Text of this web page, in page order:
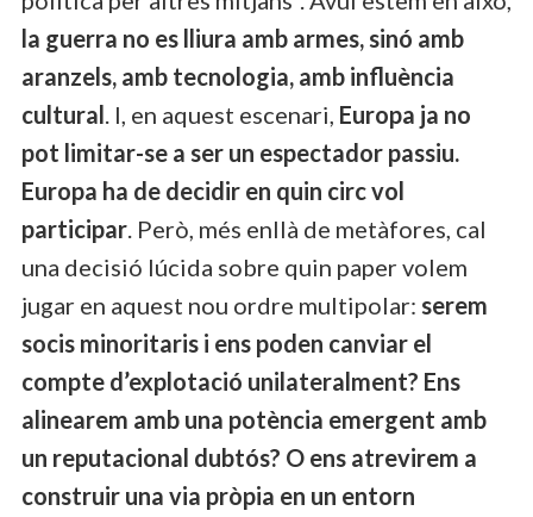
la guerra no es lliura amb armes, sinó amb
aranzels, amb tecnologia, amb influència
cultural. I, en aquest escenari, Europa ja no
pot limitar-se a ser un espectador passiu.
Europa ha de decidir en quin circ vol
participar. Però, més enllà de metàfores, cal
una decisió lúcida sobre quin paper volem
jugar en aquest nou ordre multipolar: serem
socis minoritaris i ens poden canviar el
compte d’explotació unilateralment? Ens
alinearem amb una potència emergent amb
un reputacional dubtós? O ens atrevirem a
construir una via pròpia en un entorn